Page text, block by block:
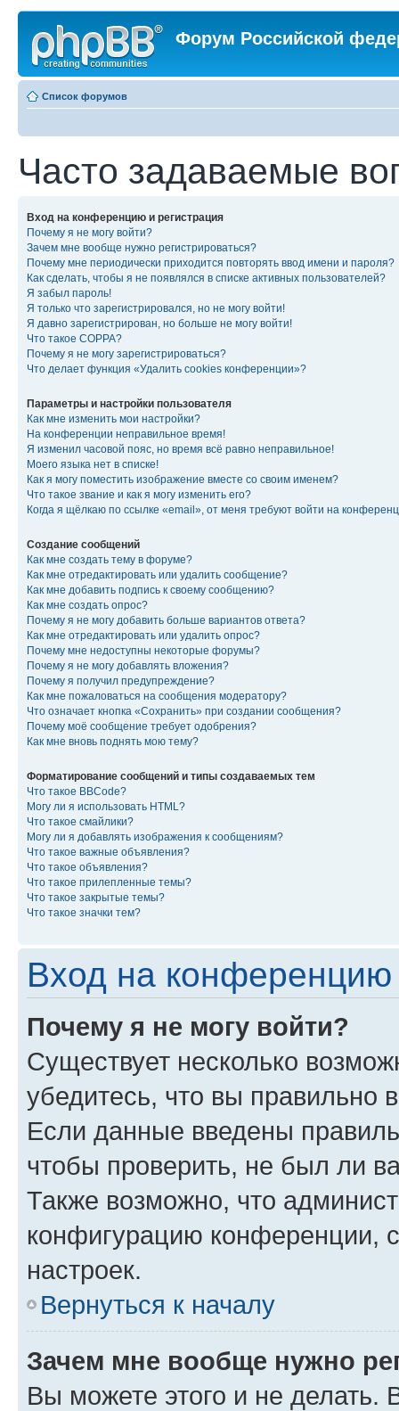
Форум Российской
Список форумов
Часто задаваемые
Вход на конференцию и регистрация
Почему я не могу войти?
Зачем мне вообще нужно регистрироваться?
Почему мне периодически приходится повторять ввод имени и пароля?
Как сделать, чтобы я не появлялся в списке активных пользователей?
Я забыл пароль!
Я только что зарегистрировался, но не могу войти!
Я давно зарегистрирован, но больше не могу войти!
Что такое COPPA?
Почему я не могу зарегистрироваться?
Что делает функция «Удалить cookies конференции»?
Параметры и настройки пользователя
Как мне изменить мои настройки?
На конференции неправильное время!
Я изменил часовой пояс, но время всё равно неправильное!
Моего языка нет в списке!
Как я могу поместить изображение вместе со своим именем?
Что такое звание и как я могу изменить его?
Когда я щёлкаю по ссылке «email», от меня требуют войти на
Создание сообщений
Как мне создать тему в форуме?
Как мне отредактировать или удалить сообщение?
Как мне добавить подпись к своему сообщению?
Как мне создать опрос?
Почему я не могу добавить больше вариантов ответа?
Как мне отредактировать или удалить опрос?
Почему мне недоступны некоторые форумы?
Почему я не могу добавлять вложения?
Почему я получил предупреждение?
Как мне пожаловаться на сообщения модератору?
Что означает кнопка «Сохранить» при создании сообщения?
Почему моё сообщение требует одобрения?
Как мне вновь поднять мою тему?
Форматирование сообщений и типы создаваемых тем
Что такое BBCode?
Могу ли я использовать HTML?
Что такое смайлики?
Могу ли я добавлять изображения к сообщениям?
Что такое важные объявления?
Что такое объявления?
Что такое прилепленные темы?
Что такое закрытые темы?
Что такое значки тем?
Вход на конференцию
Почему я не могу войти?
Существует несколько
убедитесь, что вы правильно
Если данные введены
чтобы проверить, не был ли
Также возможно, что
конфигурацию конференции,
настроек.
Вернуться к началу
Зачем мне вообще нужно
Вы можете этого и не делать.